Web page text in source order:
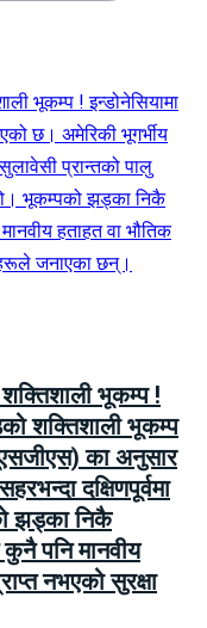
भूकम्प !
शक्तिशाली भूकम्प
का अनुसार
दक्षिणपूर्वमा
झड्का निकै
पनि मानवीय
नभएको सुरक्षा